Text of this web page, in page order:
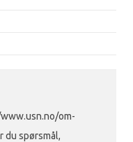
om-
du spørsmål,